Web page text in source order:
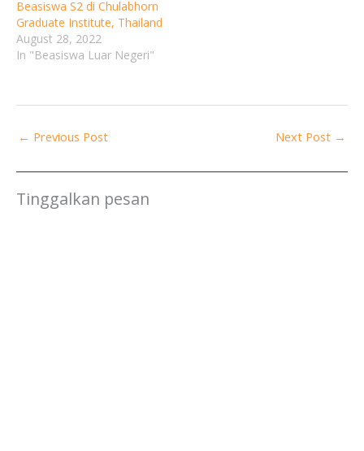
Beasiswa S2 di Chulabhorn
Graduate Institute, Thailand
August 28, 2022
In "Beasiswa Luar Negeri"
← Previous Post Next Post →
Tinggalkan pesan